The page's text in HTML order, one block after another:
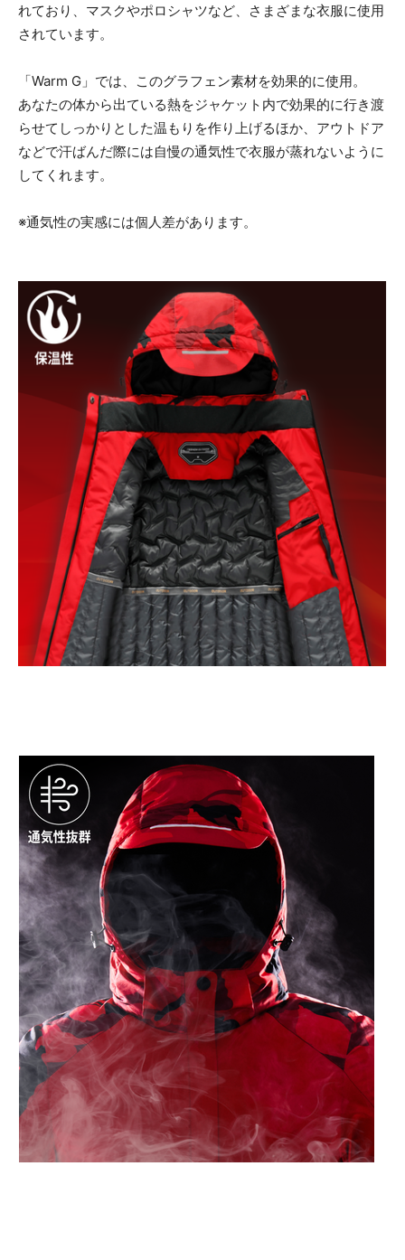
れており、マスクやポロシャツなど、さまざまな衣服に使用
されています。
「Warm G」では、このグラフェン素材を効果的に使用。
あなたの体から出ている熱をジャケット内で効果的に行き渡
らせてしっかりとした温もりを作り上げるほか、アウトドア
などで汗ばんだ際には自慢の通気性で衣服が蒸れないように
してくれます。
※通気性の実感には個人差があります。